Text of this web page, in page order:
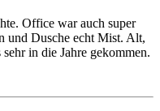
Office war auch super
und Dusche echt Mist. Alt,
in die Jahre gekommen.